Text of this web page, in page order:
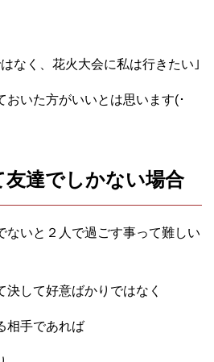
なく、花火大会に私は行きたい｣
おいた方がいいとは思います(･
達でしかない場合
ないと２人で過ごす事って難しい
して好意ばかりではなく
相手であれば